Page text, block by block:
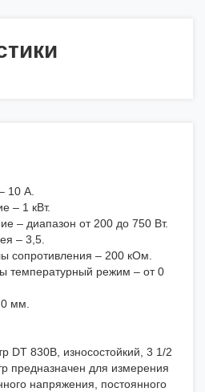
10 А.
– 1 кВт.
– диапазон от 200 до 750 Вт.
– 3,5.
сопротивления – 200 кОм.
температурный режим – от 0
мм.
DT 830В, износостойкий, 3 1/2
предназначен для измерения
напряжения, постоянного